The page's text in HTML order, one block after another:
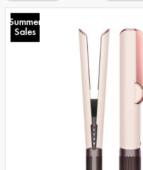
Summer
Sales